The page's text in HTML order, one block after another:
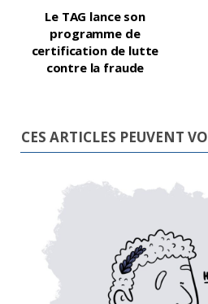
Le TAG lance son
programme de
certification de lutte
contre la fraude
CES ARTICLES PEUVENT